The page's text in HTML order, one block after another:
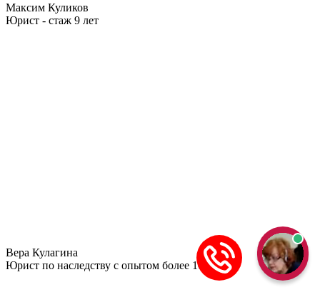
Максим Куликов
Юрист - стаж 9 лет
Вера Кулагина
Юрист по наследству с опытом более 10 лет